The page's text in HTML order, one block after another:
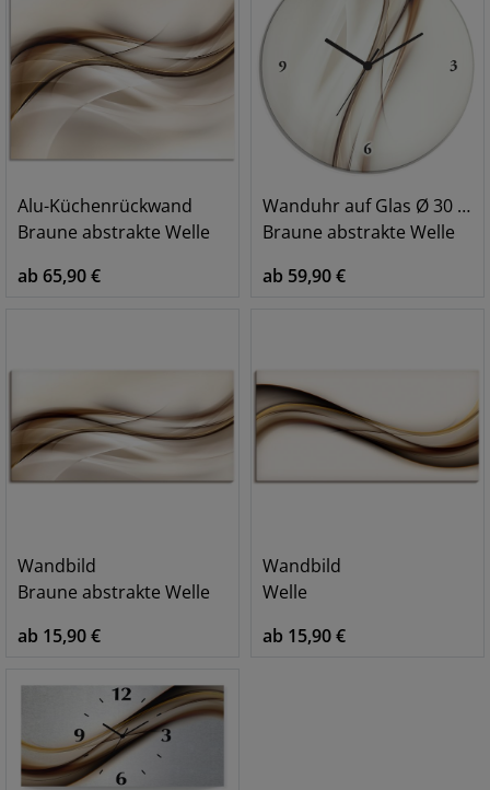
Alu-Küchenrückwand
Braune abstrakte Welle
ab 65,90 €
Wanduhr auf Glas Ø 30 cm
Braune abstrakte Welle
ab 59,90 €
Wandbild
Braune abstrakte Welle
ab 15,90 €
Wandbild
Welle
ab 15,90 €